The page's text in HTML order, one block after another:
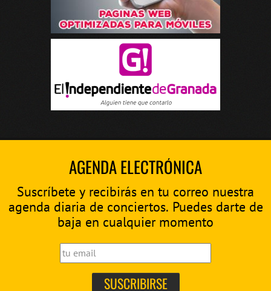
AGENDA ELECTRÓNICA
Suscríbete y recibirás en tu correo nuestra
agenda diaria de conciertos. Puedes darte de
baja en cualquier momento